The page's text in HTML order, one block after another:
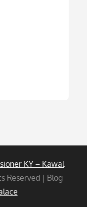
KY – Kawal
Reserved | Blog